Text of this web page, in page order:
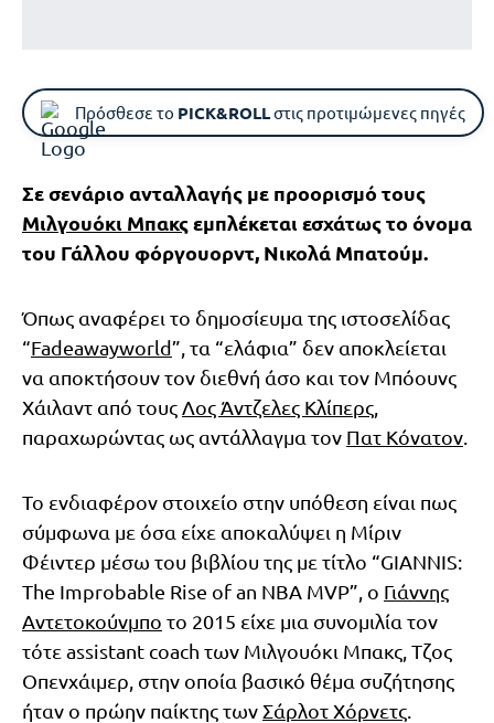
Πρόσθεσε το PICK&ROLLστις προτιμώμενες πηγές
Σε σενάριο ανταλλαγής με προορισμό τους
Μιλγουόκι Μπακςεμπλέκεται εσχάτως το όνομα
του Γάλλου φόργουορντ, Νικολά Μπατούμ.
Όπως αναφέρει το δημοσίευμα της ιστοσελίδας
“Fadeawayworld”, τα “ελάφια” δεν αποκλείεται
να αποκτήσουν τον διεθνή άσο και τον Μπόουνς
Χάιλαντ από τους Λος Άντζελες Κλίπερς
παραχωρώντας ως αντάλλαγμα τον Πατ Κόνατον
Το ενδιαφέρον στοιχείο στην υπόθεση είναι πως
σύμφωνα με όσα είχε αποκαλύψει η Μίριν
Φέιντερ μέσω του βιβλίου της με τίτλο “GIANNIS:
The Improbable Rise of an NBA MVP”, ο Γιάννης
Αντετοκούνμπο το 2015 είχε μια συνομιλία τον
τότε assistant coach των Μιλγουόκι Μπακς, Τζος
Οπενχάιμερ, στην οποία βασικό θέμα συζήτησης
ήταν ο πρώην παίκτης τωνΣάρλοτ Χόρνετς